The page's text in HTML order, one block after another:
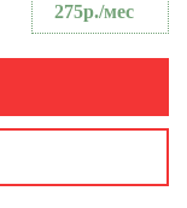
275р./мес